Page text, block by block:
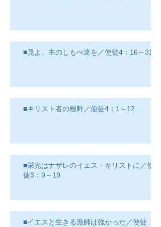
■見よ、主のしもべ達を／使徒4：16～31
■キリスト者の根幹／使徒4：1～12
■栄光はナザレのイエス・キリストに／使
徒3：9～19
■イエスと生きる漁師は強かった／使徒